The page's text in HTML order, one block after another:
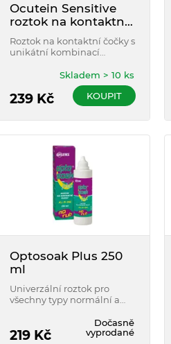
Ocutein Sensitive
roztok na kontaktní
čočky 360 ml
Roztok na kontaktní čočky s
unikátní kombinací
hypromelózy. Účinně čistí,
dezinfikuje, uchovává,
hydratuje a lubrikuje.
239 Kč
Skladem > 10 ks
KOUPIT
Optosoak Plus 250
ml
Univerzální roztok pro
všechny typy normální a
219 Kč
Dočasně
vyprodané